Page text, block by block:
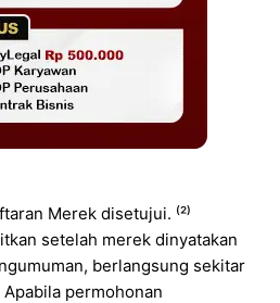
Merek disetujui. ⁽²⁾
setelah merek dinyatakan
berlangsung sekitar
Apabila permohonan